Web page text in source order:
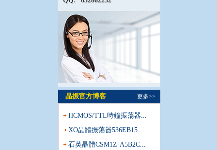
晶振官方博客 更多>>
HCMOS/TTL時鐘振蕩器...
XO晶體振蕩器536EB15...
石英晶體CSM1Z-A5B2C...